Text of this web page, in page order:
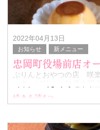
2022年04月13日
お知らせ 新メニュー
忠岡町役場前店オ
ぷりんとおやつの店 咲
今週はイースターという
自慢の三種のプリンと焼
続きを読む>